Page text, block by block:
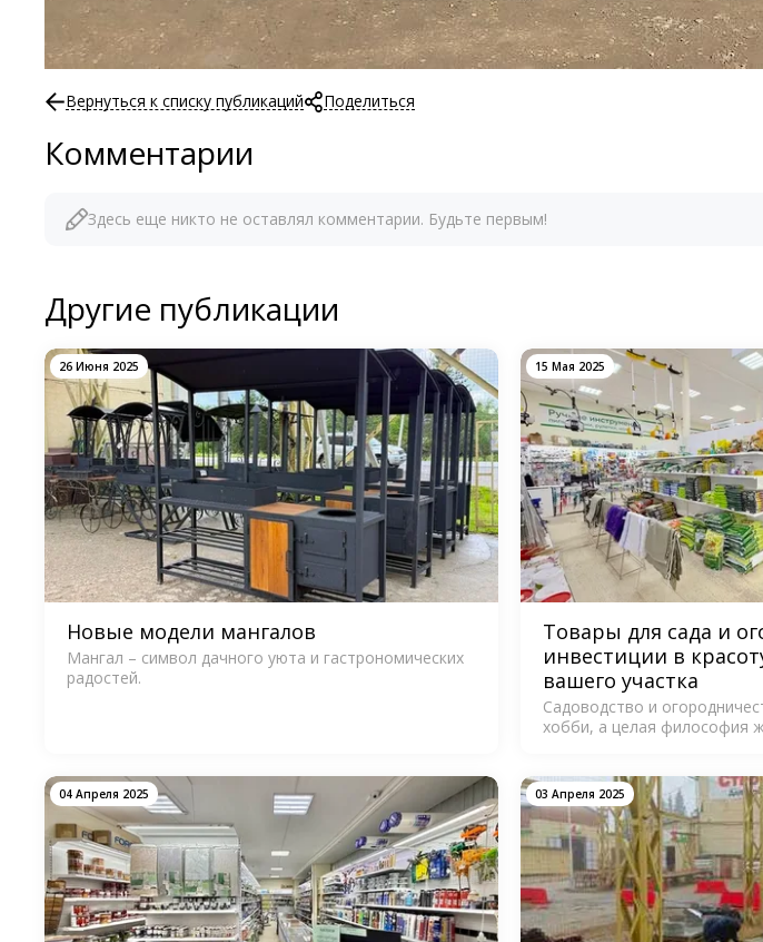
Вернуться к списку публикаций Поделиться
Комментарии
Здесь еще никто не оставлял комментарии. Будьте первым!
Другие публикации
26 Июня 2025
Новые модели мангалов
Мангал – символ дачного уюта и гастрономических
радостей.
15 Мая 2025
Товары для сада и
инвестиции в
вашего участка
Садоводство и
хобби, а целая философия
04 Апреля 2025 03 Апреля 2025